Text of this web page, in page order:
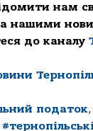
нам
нашими
до каналу
податок,